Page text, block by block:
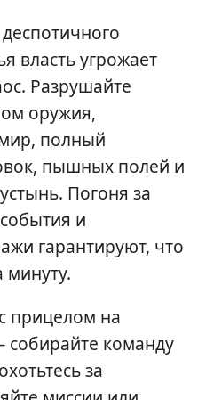
власть угрожает
Разрушайте
оружия,
полный
пышных полей и
Погоня за
и
гарантируют, что
минуту.
прицелом на
команду
за